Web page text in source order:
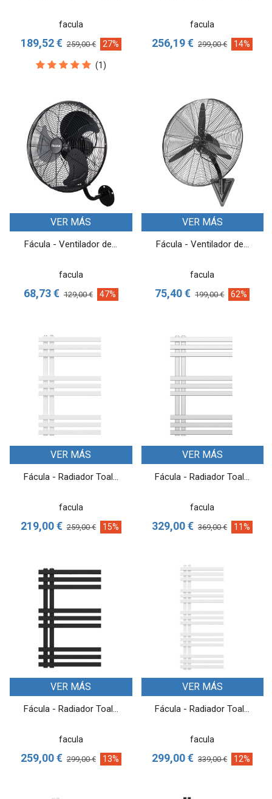
facula
189,52 € 259,00 € 27%
(1)
facula
256,19 € 299,00 € 14%
VER MÁS
Fácula - Ventilador de...
facula
68,73 € 129,00 € 47%
VER MÁS
Fácula - Ventilador de...
facula
75,40 € 199,00 € 62%
VER MÁS
Fácula - Radiador Toal...
facula
219,00 € 259,00 € 15%
VER MÁS
Fácula - Radiador Toal...
facula
329,00 € 369,00 € 11%
VER MÁS
Fácula - Radiador Toal...
facula
259,00 € 299,00 € 13%
VER MÁS
Fácula - Radiador Toal...
facula
299,00 € 339,00 € 12%